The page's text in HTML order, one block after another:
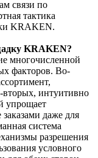
связи по
тактика
KRAKEN.
KRAKEN?
многочисленной
факторов. Во-
вторых, интуитивно
упрощает
даже для
система
разрешения
условного